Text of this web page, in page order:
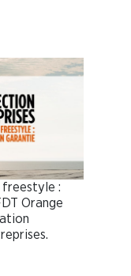
freestyle :
Orange